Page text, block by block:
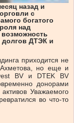
назад и
с
богатого
над
возможность
долгов ДТЭК и
приходится не
но еще и
BV и DTEK BV
донорами
Уважаемого
во что-то